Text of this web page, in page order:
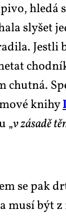
hle­dá
sly­šet
chut­ná.
kni­hy
„v zá­sa­dě
se pak
mu­sí být